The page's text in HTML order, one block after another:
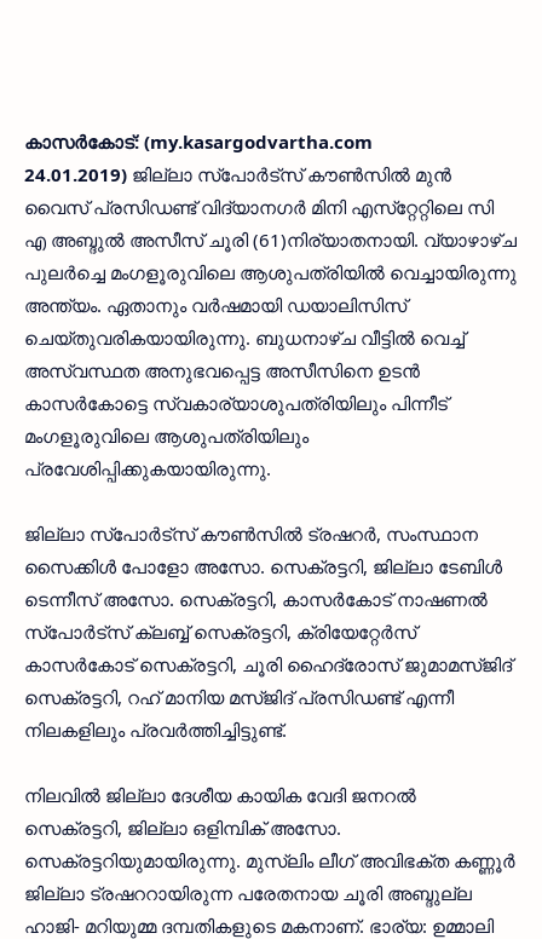
കാസര്‍കോട്: (my.kasargodvartha.com
24.01.2019) ജില്ലാ സ്‌പോര്‍ട്‌സ് കൗണ്‍സില്‍ മുന്‍
വൈസ് പ്രസിഡണ്ട് വിദ്യാനഗര്‍ മിനി എസ്‌റ്റേറ്റിലെ സി
എ അബ്ദുല്‍ അസീസ് ചൂരി (61)നിര്യാതനായി. വ്യാഴാഴ്ച
പുലര്‍ച്ചെ മംഗളൂരുവിലെ ആശുപത്രിയില്‍ വെച്ചായിരുന്നു
അന്ത്യം. ഏതാനും വര്‍ഷമായി ഡയാലിസിസ്
ചെയ്തുവരികയായിരുന്നു. ബുധനാഴ്ച വീട്ടില്‍ വെച്ച്
അസ്വസ്ഥത അനുഭവപ്പെട്ട അസീസിനെ ഉടന്‍
കാസര്‍കോട്ടെ സ്വകാര്യാശുപത്രിയിലും പിന്നീട്
മംഗളൂരുവിലെ ആശുപത്രിയിലും
പ്രവേശിപ്പിക്കുകയായിരുന്നു.
ജില്ലാ സ്പോര്‍ട്സ് കൗണ്‍സില്‍ ട്രഷറര്‍, സംസ്ഥാന
സൈക്കിള്‍ പോളോ അസോ. സെക്രട്ടറി, ജില്ലാ ടേബിള്‍
ടെന്നീസ് അസോ. സെക്രട്ടറി, കാസര്‍കോട് നാഷണല്‍
സ്പോര്‍ട്സ് ക്ലബ്ബ് സെക്രട്ടറി, ക്രിയേറ്റേര്‍സ്
കാസര്‍കോട് സെക്രട്ടറി, ചൂരി ഹൈദ്രോസ് ജുമാമസ്ജിദ്
സെക്രട്ടറി, റഹ് മാനിയ മസ്ജിദ് പ്രസിഡണ്ട് എന്നീ
നിലകളിലും പ്രവര്‍ത്തിച്ചിട്ടുണ്ട്.
നിലവില്‍ ജില്ലാ ദേശീയ കായിക വേദി ജനറല്‍
സെക്രട്ടറി, ജില്ലാ ഒളിമ്പിക് അസോ.
സെക്രട്ടറിയുമായിരുന്നു. മുസ്ലിം ലീഗ് അവിഭക്ത കണ്ണൂര്‍
ജില്ലാ ട്രഷററായിരുന്ന പരേതനായ ചൂരി അബ്ദുല്ല
ഹാജി- മറിയുമ്മ ദമ്പതികളുടെ മകനാണ്. ഭാര്യ: ഉമ്മാലി